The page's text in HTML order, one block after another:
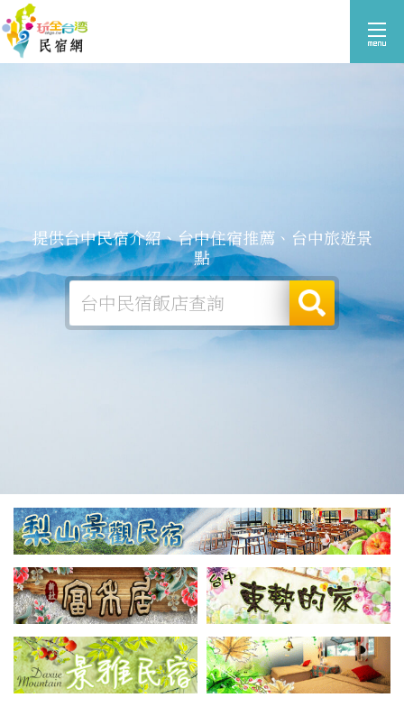
提供台中民宿介紹、台中住宿推薦、台中旅遊景
點